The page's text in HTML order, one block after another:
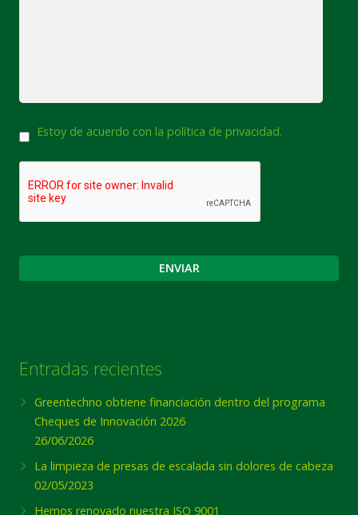
Consentimiento
Estoy de acuerdo con la política de privacidad.
CAPTCHA
Entradas recientes
Greentechno obtiene financiación dentro del programa
Cheques de Innovación 2026
26/06/2026
La limpieza de presas de escalada sin dolores de cabeza
02/05/2023
Hemos renovado nuestra ISO 9001